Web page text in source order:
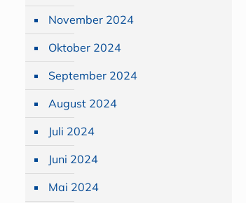
November 2024
Oktober 2024
September 2024
August 2024
Juli 2024
Juni 2024
Mai 2024